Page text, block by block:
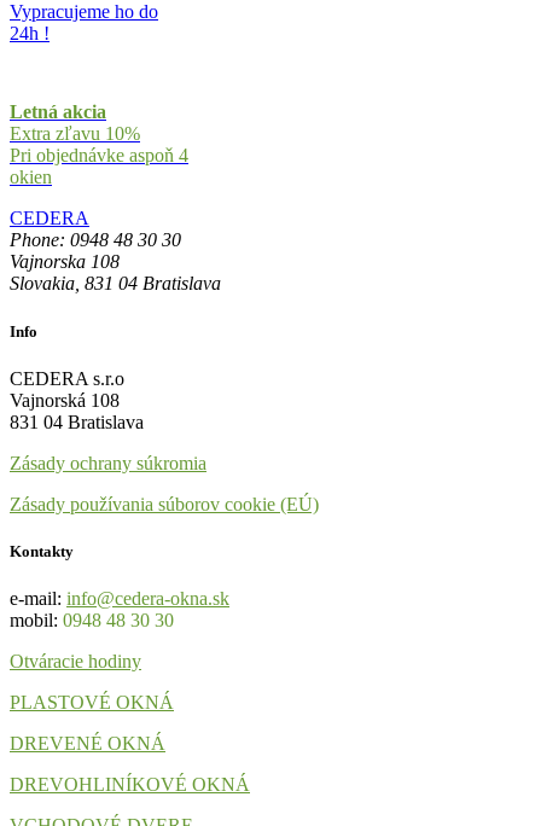
Vypracujeme ho do
24h !
Letná akcia
Extra zľavu 10%
Pri objednávke aspoň 4
okien
CEDERA
Phone: 0948 48 30 30
Vajnorska 108
Slovakia, 831 04 Bratislava
Info
CEDERA s.r.o
Vajnorská 108
831 04 Bratislava
Zásady ochrany súkromia
Zásady používania súborov cookie (EÚ)
Kontakty
e-mail: info@cedera-okna.sk
mobil: 0948 48 30 30
Otváracie hodiny
PLASTOVÉ OKNÁ
DREVENÉ OKNÁ
DREVOHLINÍKOVÉ OKNÁ